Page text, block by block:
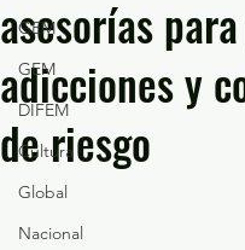
GEM
GEM
DIFEM
Cultura
Global
Nacional
asesorías
adicciones y
de riesgo